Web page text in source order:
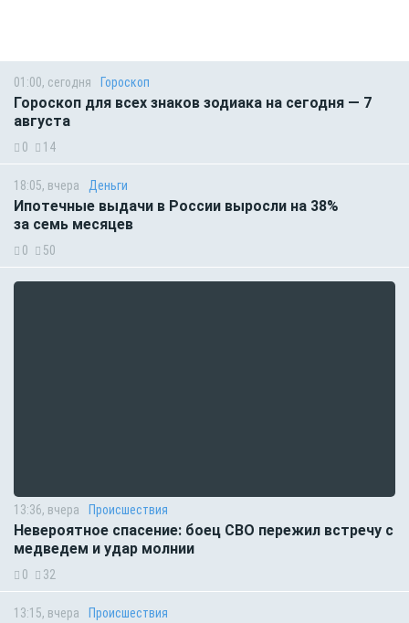
01:00, сегодня Гороскоп
Гороскоп для всех знаков зодиака на сегодня — 7
августа
0 14
18:05, вчера Деньги
Ипотечные выдачи в России выросли на 38%
за семь месяцев
0 50
13:36, вчера Происшествия
Невероятное спасение: боец СВО пережил встречу с
медведем и удар молнии
0 32
13:15, вчера Происшествия